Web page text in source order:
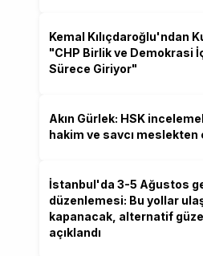
Kemal Kılıçdaroğlu'ndan
"CHP Birlik ve Demokrasi
Sürece Giriyor"
Akın Gürlek: HSK
hakim ve savcı meslekten
İstanbul'da 3-5 Ağustos
düzenlemesi: Bu yollar
kapanacak, alternatif
açıklandı